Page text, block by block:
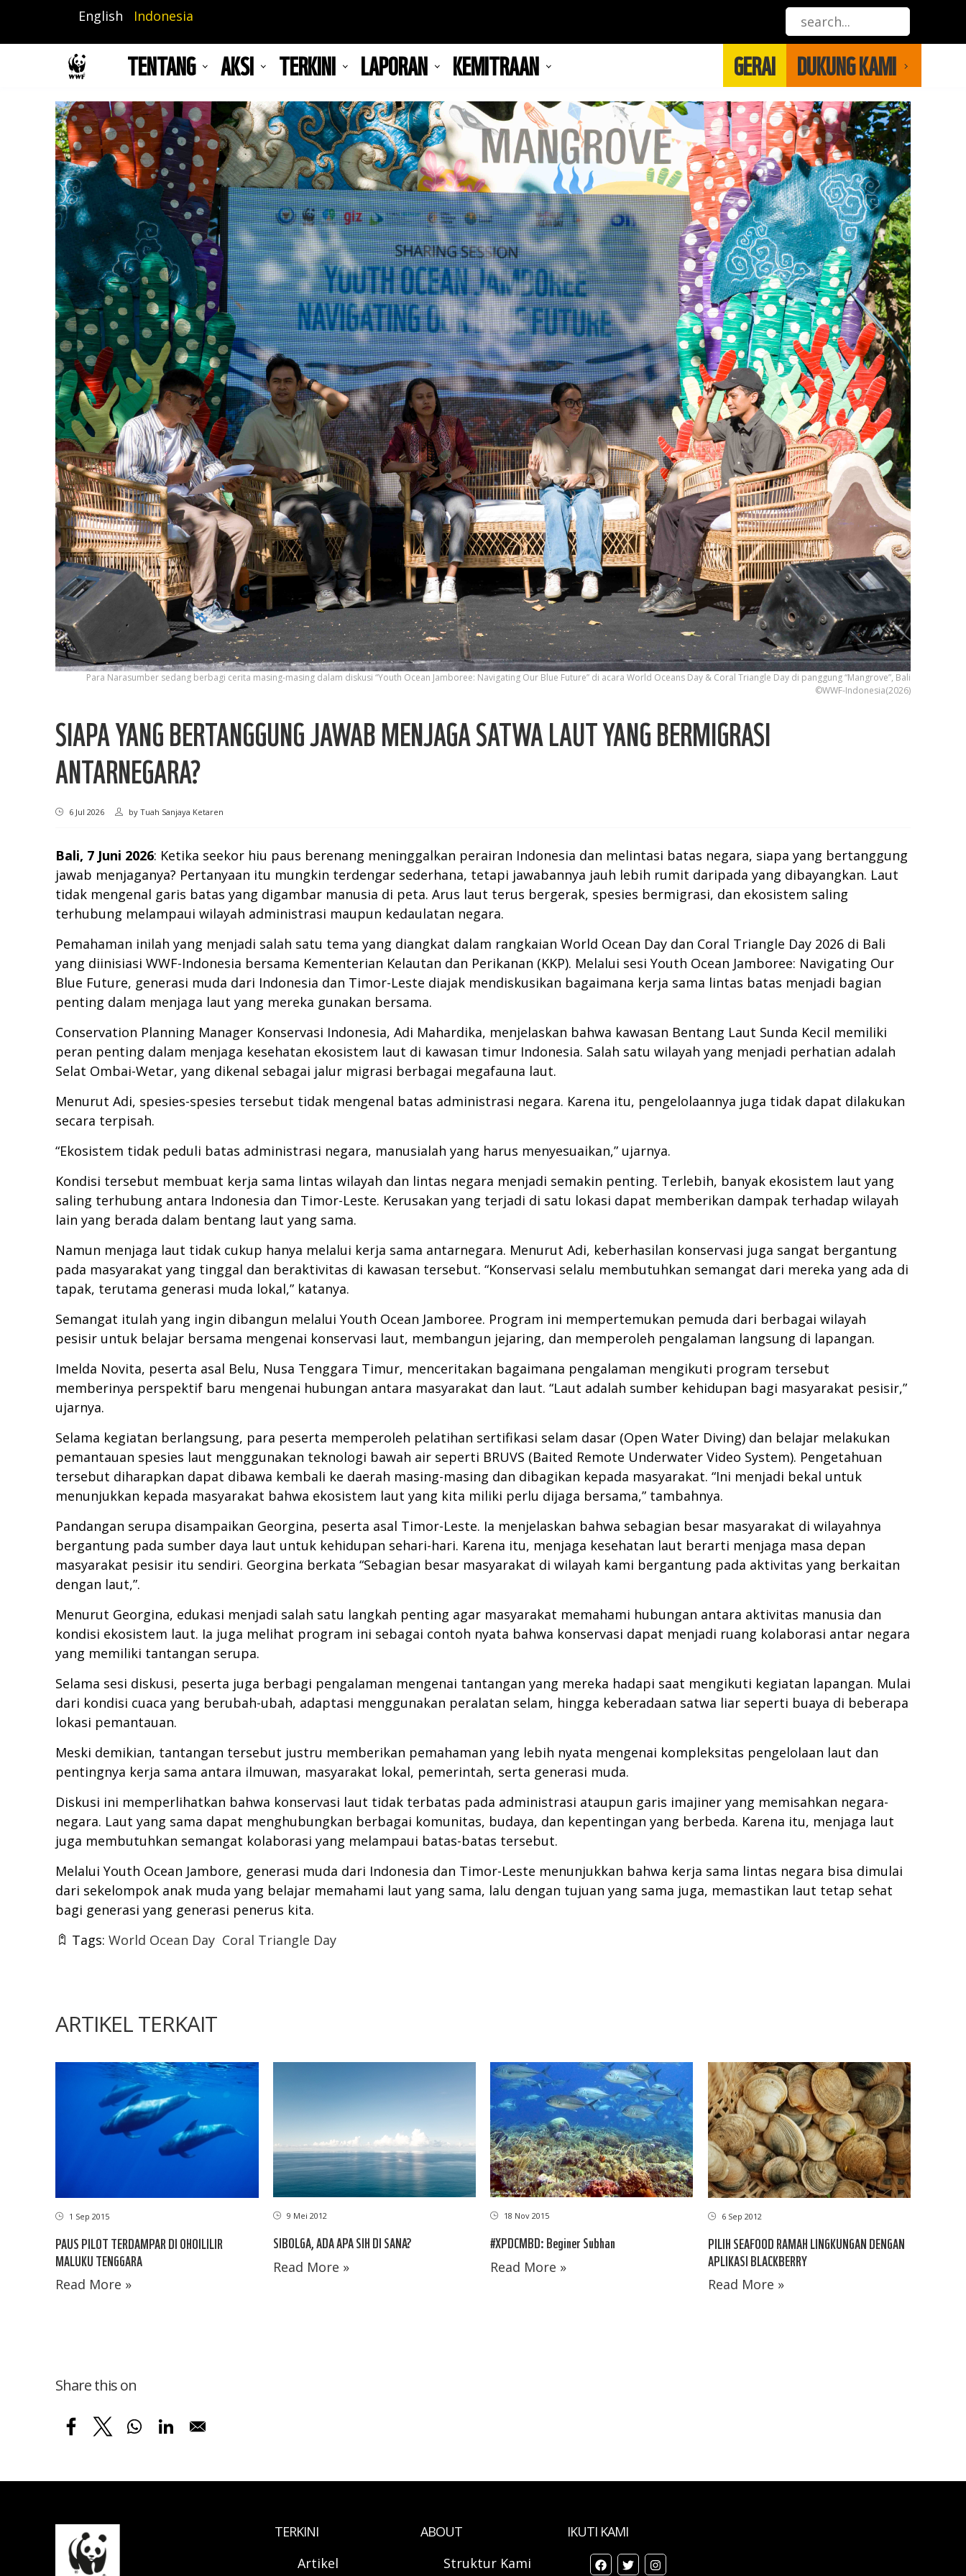
isi
English Indonesia
TENTANG AKSI TERKINI LAPORAN KEMITRAAN GERAI DUKUNG KAMI
Para Narasumber sedang berbagi cerita masing-masing dalam diskusi “Youth Ocean Jamboree: Navigating Our Blue Future” di acara World Oceans Day & Coral Triangle Day di panggung “Mangrove”, Bali
©WWF-Indonesia(2026)
SIAPA YANG BERTANGGUNG JAWAB MENJAGA SATWA LAUT YANG BERMIGRASI
ANTARNEGARA?
6 Jul 2026 by Tuah Sanjaya Ketaren
Bali, 7 Juni 2026: Ketika seekor hiu paus berenang meninggalkan perairan Indonesia dan melintasi batas negara, siapa yang bertanggung
jawab menjaganya? Pertanyaan itu mungkin terdengar sederhana, tetapi jawabannya jauh lebih rumit daripada yang dibayangkan. Laut
tidak mengenal garis batas yang digambar manusia di peta. Arus laut terus bergerak, spesies bermigrasi, dan ekosistem saling
terhubung melampaui wilayah administrasi maupun kedaulatan negara.
Pemahaman inilah yang menjadi salah satu tema yang diangkat dalam rangkaian World Ocean Day dan Coral Triangle Day 2026 di Bali
yang diinisiasi WWF-Indonesia bersama Kementerian Kelautan dan Perikanan (KKP). Melalui sesi Youth Ocean Jamboree: Navigating Our
Blue Future, generasi muda dari Indonesia dan Timor-Leste diajak mendiskusikan bagaimana kerja sama lintas batas menjadi bagian
penting dalam menjaga laut yang mereka gunakan bersama.
Conservation Planning Manager Konservasi Indonesia, Adi Mahardika, menjelaskan bahwa kawasan Bentang Laut Sunda Kecil memiliki
peran penting dalam menjaga kesehatan ekosistem laut di kawasan timur Indonesia. Salah satu wilayah yang menjadi perhatian adalah
Selat Ombai-Wetar, yang dikenal sebagai jalur migrasi berbagai megafauna laut.
Menurut Adi, spesies-spesies tersebut tidak mengenal batas administrasi negara. Karena itu, pengelolaannya juga tidak dapat dilakukan
secara terpisah.
“Ekosistem tidak peduli batas administrasi negara, manusialah yang harus menyesuaikan,” ujarnya.
Kondisi tersebut membuat kerja sama lintas wilayah dan lintas negara menjadi semakin penting. Terlebih, banyak ekosistem laut yang
saling terhubung antara Indonesia dan Timor-Leste. Kerusakan yang terjadi di satu lokasi dapat memberikan dampak terhadap wilayah
lain yang berada dalam bentang laut yang sama.
Namun menjaga laut tidak cukup hanya melalui kerja sama antarnegara. Menurut Adi, keberhasilan konservasi juga sangat bergantung
pada masyarakat yang tinggal dan beraktivitas di kawasan tersebut. “Konservasi selalu membutuhkan semangat dari mereka yang ada di
tapak, terutama generasi muda lokal,” katanya.
Semangat itulah yang ingin dibangun melalui Youth Ocean Jamboree. Program ini mempertemukan pemuda dari berbagai wilayah
pesisir untuk belajar bersama mengenai konservasi laut, membangun jejaring, dan memperoleh pengalaman langsung di lapangan.
Imelda Novita, peserta asal Belu, Nusa Tenggara Timur, menceritakan bagaimana pengalaman mengikuti program tersebut
memberinya perspektif baru mengenai hubungan antara masyarakat dan laut. “Laut adalah sumber kehidupan bagi masyarakat pesisir,”
ujarnya.
Selama kegiatan berlangsung, para peserta memperoleh pelatihan sertifikasi selam dasar (Open Water Diving) dan belajar melakukan
pemantauan spesies laut menggunakan teknologi bawah air seperti BRUVS (Baited Remote Underwater Video System). Pengetahuan
tersebut diharapkan dapat dibawa kembali ke daerah masing-masing dan dibagikan kepada masyarakat. “Ini menjadi bekal untuk
menunjukkan kepada masyarakat bahwa ekosistem laut yang kita miliki perlu dijaga bersama,” tambahnya.
Pandangan serupa disampaikan Georgina, peserta asal Timor-Leste. Ia menjelaskan bahwa sebagian besar masyarakat di wilayahnya
bergantung pada sumber daya laut untuk kehidupan sehari-hari. Karena itu, menjaga kesehatan laut berarti menjaga masa depan
masyarakat pesisir itu sendiri. Georgina berkata “Sebagian besar masyarakat di wilayah kami bergantung pada aktivitas yang berkaitan
dengan laut,”.
Menurut Georgina, edukasi menjadi salah satu langkah penting agar masyarakat memahami hubungan antara aktivitas manusia dan
kondisi ekosistem laut. Ia juga melihat program ini sebagai contoh nyata bahwa konservasi dapat menjadi ruang kolaborasi antar negara
yang memiliki tantangan serupa.
Selama sesi diskusi, peserta juga berbagi pengalaman mengenai tantangan yang mereka hadapi saat mengikuti kegiatan lapangan. Mulai
dari kondisi cuaca yang berubah-ubah, adaptasi menggunakan peralatan selam, hingga keberadaan satwa liar seperti buaya di beberapa
lokasi pemantauan.
Meski demikian, tantangan tersebut justru memberikan pemahaman yang lebih nyata mengenai kompleksitas pengelolaan laut dan
pentingnya kerja sama antara ilmuwan, masyarakat lokal, pemerintah, serta generasi muda.
Diskusi ini memperlihatkan bahwa konservasi laut tidak terbatas pada administrasi ataupun garis imajiner yang memisahkan negara-
negara. Laut yang sama dapat menghubungkan berbagai komunitas, budaya, dan kepentingan yang berbeda. Karena itu, menjaga laut
juga membutuhkan semangat kolaborasi yang melampaui batas-batas tersebut.
Melalui Youth Ocean Jambore, generasi muda dari Indonesia dan Timor-Leste menunjukkan bahwa kerja sama lintas negara bisa dimulai
dari sekelompok anak muda yang belajar memahami laut yang sama, lalu dengan tujuan yang sama juga, memastikan laut tetap sehat
bagi generasi yang generasi penerus kita.
Tags: World Ocean Day Coral Triangle Day
ARTIKEL TERKAIT
1 Sep 2015
PAUS PILOT TERDAMPAR DI OHOILILIR
MALUKU TENGGARA
Read More »
9 Mei 2012
SIBOLGA, ADA APA SIH DI SANA?
Read More »
18 Nov 2015
#XPDCMBD: Beginer Subhan
Read More »
6 Sep 2012
PILIH SEAFOOD RAMAH LINGKUNGAN DENGAN
APLIKASI BLACKBERRY
Read More »
Share this on
TERKINI
Artikel
ABOUT
Struktur Kami
IKUTI KAMI